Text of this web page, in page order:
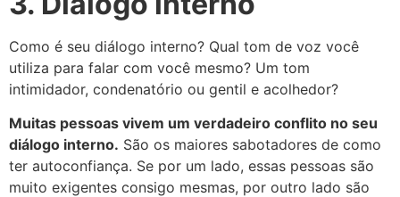
Como é seu diálogo interno? Qual tom de voz você
utiliza para falar com você mesmo? Um tom
intimidador, condenatório ou gentil e acolhedor?
Muitas pessoas vivem um verdadeiro conflito no seu
diálogo interno. São os maiores sabotadores de como
ter autoconfiança. Se por um lado, essas pessoas são
muito exigentes consigo mesmas, por outro lado são